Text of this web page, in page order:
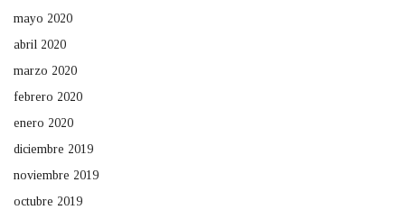
mayo 2020
abril 2020
marzo 2020
febrero 2020
enero 2020
diciembre 2019
noviembre 2019
octubre 2019